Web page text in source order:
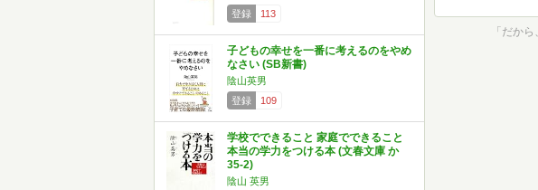
登録
113
子どもの幸せを一番に考えるのをやめ
なさい (SB新書)
陰山英男
登録
109
学校でできること 家庭でできること
本当の学力をつける本 (文春文庫 か
35-2)
陰山 英男